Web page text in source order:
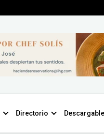
Directorio